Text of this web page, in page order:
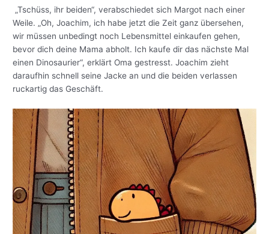
„Tschüss, ihr beiden“, verabschiedet sich Margot nach einer
Weile. „Oh, Joachim, ich habe jetzt die Zeit ganz übersehen,
wir müssen unbedingt noch Lebensmittel einkaufen gehen,
bevor dich deine Mama abholt. Ich kaufe dir das nächste Mal
einen Dinosaurier“, erklärt Oma gestresst. Joachim zieht
daraufhin schnell seine Jacke an und die beiden verlassen
ruckartig das Geschäft.